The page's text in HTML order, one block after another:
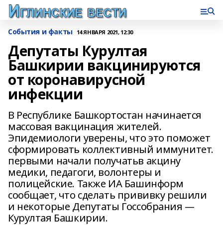
События и факты 14 ЯНВАРЯ 2021, 12:30
Депутаты Курултая
Башкирии вакцинируются
от коронавирусной
инфекции
В Республике Башкортостан начинается
массовая вакцинация жителей.
Эпидемиологи уверены, что это поможет
сформировать коллективный иммунитет.
первыми начали получатьв акцину
медики, педагоги, волонтеры и
полицейские. Также ИА Башинформ
сообщает, что сделать прививку решили
и некоторые Депутаты Госсобрания —
Курултая Башкирии.